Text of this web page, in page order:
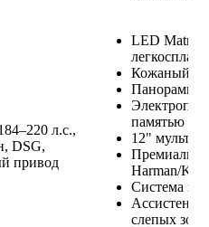
л.с.,
DSG,
привод
LED
Кожаный
памятью
12"
Harman/
Система
слепых зон